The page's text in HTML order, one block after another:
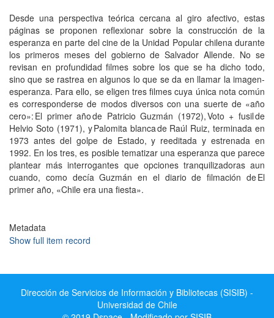
Desde una perspectiva teórica cercana al giro afectivo, estas
páginas se proponen reflexionar sobre la construcción de la
esperanza en parte del cine de la Unidad Popular chilena durante
los primeros meses del gobierno de Salvador Allende. No se
revisan en profundidad filmes sobre los que se ha dicho todo,
sino que se rastrea en algunos lo que se da en llamar la imagen-
esperanza. Para ello, se eligen tres filmes cuya única nota común
es corresponderse de modos diversos con una suerte de «año
cero»: El primer año de Patricio Guzmán (1972), Voto + fusil de
Helvio Soto (1971), y Palomita blanca de Raúl Ruiz, terminada en
1973 antes del golpe de Estado, y reeditada y estrenada en
1992. En los tres, es posible tematizar una esperanza que parece
plantear más interrogantes que opciones tranquilizadoras aun
cuando, como decía Guzmán en el diario de filmación de El
primer año, «Chile era una fiesta».
Metadata
Show full item record
Dirección de Servicios de Información y Bibliotecas (SISIB) -
Universidad de Chile